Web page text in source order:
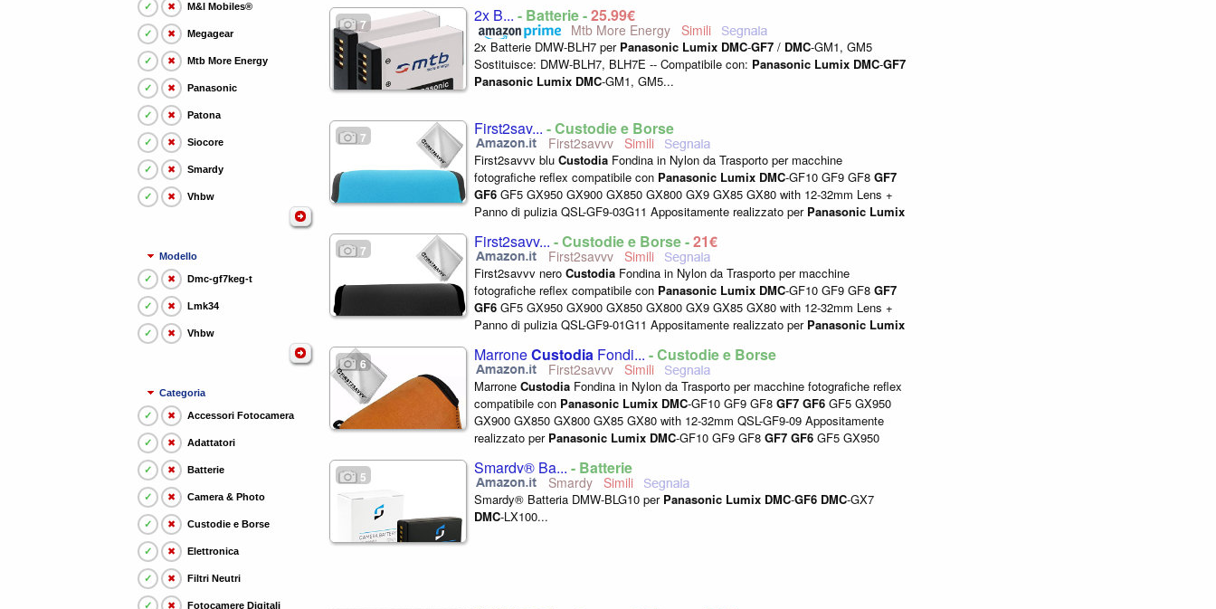
✓ ✖ M&l Mobiles®
✓ ✖ Megagear
✓ ✖ Mtb More Energy
✓ ✖ Panasonic
✓ ✖ Patona
✓ ✖ Siocore
✓ ✖ Smardy
✓ ✖ Vhbw
Modello
✓ ✖ Dmc-gf7keg-t
✓ ✖ Lmk34
✓ ✖ Vhbw
Categoria
✓ ✖ Accessori Fotocamera
✓ ✖ Adattatori
✓ ✖ Batterie
✓ ✖ Camera & Photo
✓ ✖ Custodie e Borse
✓ ✖ Elettronica
✓ ✖ Filtri Neutri
✓ ✖ Fotocamere Digitali
7 2x B... - Batterie -25,99€
Mtb More Energy
2x Batterie DMW-BLH7 per Panasonic Lumix DMC-GF7 / DMC-GM1, GM5
Sostituisce: DMW-BLH7, BLH7E -- Compatibile con: Panasonic Lumix DMC-GF7
Panasonic Lumix DMC-GM1, GM5...
7 First2sav... - Custodie e Borse
First2savvv
First2savvv blu Custodia Fondina in Nylon da Trasporto per macchine
fotografiche reflex compatibile con Panasonic Lumix DMC-GF10 GF9 GF8 GF7
GF6 GF5 GX950 GX900 GX850 GX800 GX9 GX85 GX80 with 12-32mm Lens +
Panno di pulizia QSL-GF9-03G11 Appositamente realizzato per Panasonic Lumix
7 First2savv... - Custodie e Borse -21€
First2savvv
First2savvv nero Custodia Fondina in Nylon da Trasporto per macchine
fotografiche reflex compatibile con Panasonic Lumix DMC-GF10 GF9 GF8 GF7
GF6 GF5 GX950 GX900 GX850 GX800 GX9 GX85 GX80 with 12-32mm Lens +
Panno di pulizia QSL-GF9-01G11 Appositamente realizzato per Panasonic Lumix
6 MarroneCustodia Fondi... - Custodie e Borse
First2savvv
Marrone Custodia Fondina in Nylon da Trasporto per macchine fotografiche reflex
compatibile con Panasonic Lumix DMC-GF10 GF9 GF8 GF7 GF6 GF5 GX950
GX900 GX850 GX800 GX85 GX80 with 12-32mm QSL-GF9-09 Appositamente
realizzato per Panasonic Lumix DMC-GF10 GF9 GF8 GF7 GF6 GF5 GX950
5 Smardy® Ba... - Batterie
Smardy
Smardy® Batteria DMW-BLG10 per Panasonic Lumix DMC-GF6 DMC-GX7
DMC-LX100...